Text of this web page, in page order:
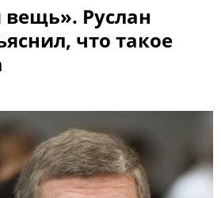
вещь». Руслан
что такое